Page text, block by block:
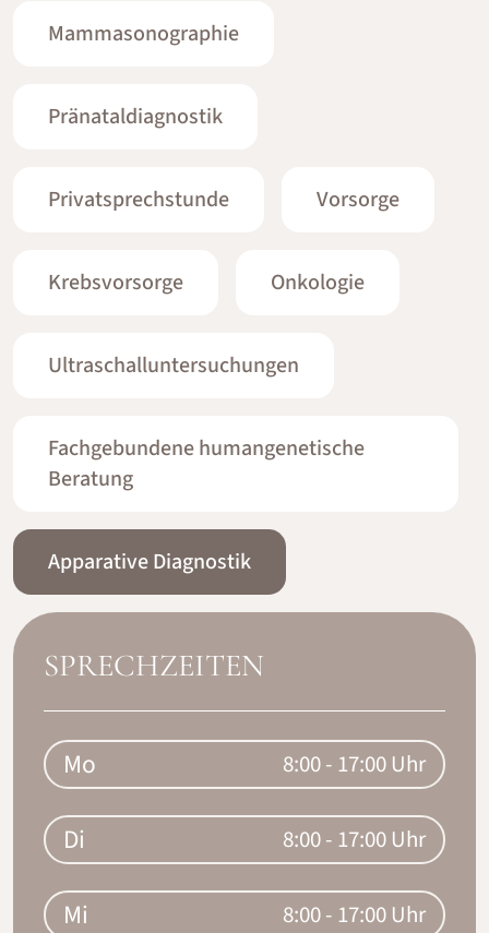
Mammasonographie
Pränataldiagnostik
Privatsprechstunde Vorsorge
Krebsvorsorge Onkologie
Ultraschalluntersuchungen
Fachgebundene humangenetische
Beratung
Apparative Diagnostik
SPRECHZEITEN
Mo 8:00 - 17:00 Uhr
Di 8:00 - 17:00 Uhr
Mi 8:00 - 17:00 Uhr